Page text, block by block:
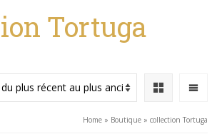
Tortuga
Home » Boutique » collection Tortuga